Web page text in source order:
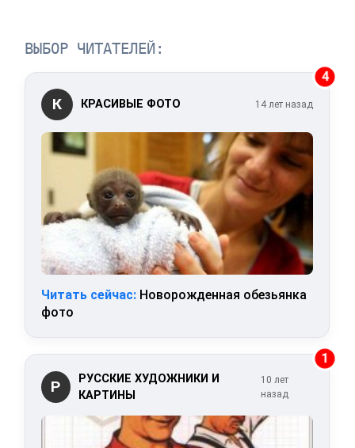
ВЫБОР ЧИТАТЕЛЕЙ:
4
К КРАСИВЫЕ ФОТО 14 лет назад
Читать сейчас: Новорожденная обезьянка
фото
1
Р
РУССКИЕ ХУДОЖНИКИ И
КАРТИНЫ
10 лет
назад